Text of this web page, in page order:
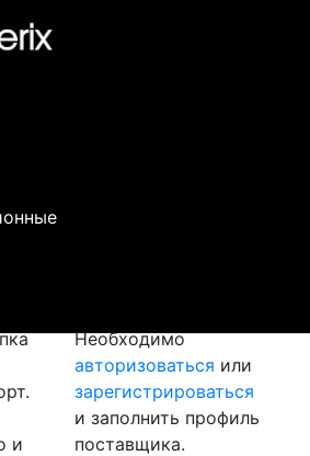
опубликован)
и
Необходимо
авторизоваться или
зарегистрироваться
и заполнить профиль
поставщика.